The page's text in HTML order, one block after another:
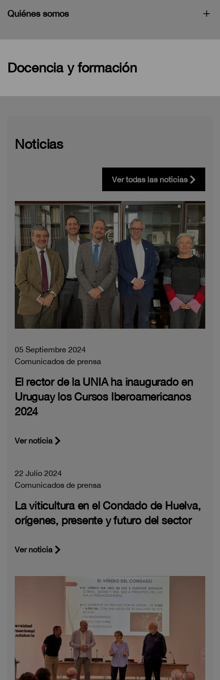
Quiénes somos
Docencia y formación
Noticias
Ver todas las noticias
05 Septiembre 2024
Comunicados de prensa
El rector de la UNIA ha inaugurado en
Uruguay los Cursos Iberoamericanos
2024
Ver noticia
22 Julio 2024
Comunicados de prensa
La viticultura en el Condado de Huelva,
orígenes, presente y futuro del sector
Ver noticia